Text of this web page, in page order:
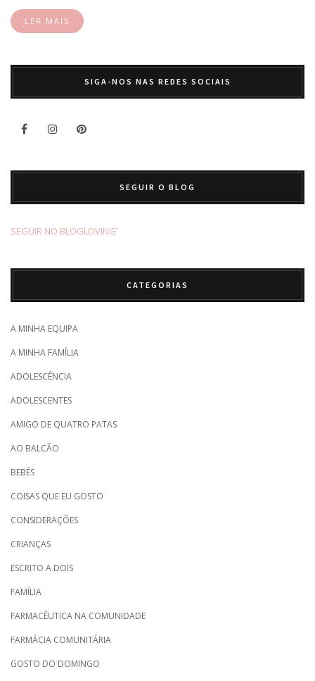
LER MAIS
SIGA-NOS NAS REDES SOCIAIS
SEGUIR O BLOG
SEGUIR NO BLOGLOVING’
CATEGORIAS
A MINHA EQUIPA
A MINHA FAMÍLIA
ADOLESCÊNCIA
ADOLESCENTES
AMIGO DE QUATRO PATAS
AO BALCÃO
BEBÉS
COISAS QUE EU GOSTO
CONSIDERAÇÕES
CRIANÇAS
ESCRITO A DOIS
FAMÍLIA
FARMACÊUTICA NA COMUNIDADE
FARMÁCIA COMUNITÁRIA
GOSTO DO DOMINGO